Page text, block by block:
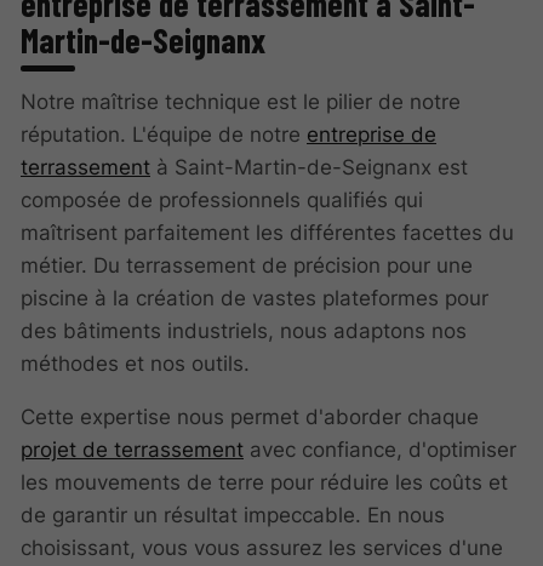
Martin-de-Seignanx
Notre maîtrise technique est le pilier de notre
réputation. L'équipe de notre entreprise de
terrassement à Saint-Martin-de-Seignanx est
composée de professionnels qualifiés qui
maîtrisent parfaitement les différentes facettes du
métier. Du terrassement de précision pour une
piscine à la création de vastes plateformes pour
des bâtiments industriels, nous adaptons nos
méthodes et nos outils.
Cette expertise nous permet d'aborder chaque
projet de terrassement avec confiance, d'optimiser
les mouvements de terre pour réduire les coûts et
de garantir un résultat impeccable. En nous
choisissant, vous vous assurez les services d'une